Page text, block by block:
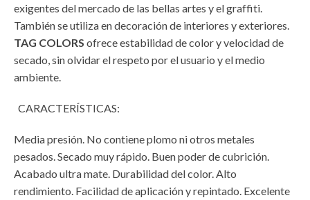
exigentes del mercado de las bellas artes y el graffiti.
También se utiliza en decoración de interiores y exteriores.
TAG COLORS ofrece estabilidad de color y velocidad de
secado, sin olvidar el respeto por el usuario y el medio
ambiente.
CARACTERÍSTICAS:
Media presión. No contiene plomo ni otros metales
pesados. Secado muy rápido. Buen poder de cubrición.
Acabado ultra mate. Durabilidad del color. Alto
rendimiento. Facilidad de aplicación y repintado. Excelente